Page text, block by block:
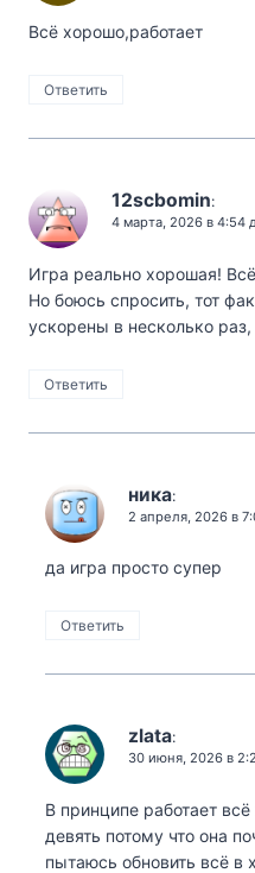
Всё хорошо,работает
Ответить
12scbomin:
4 марта, 2026 в 4:54
Игра реально хорошая!
Но боюсь спросить, тот
ускорены в несколько
Ответить
ника:
2 апреля, 2026 в
да игра просто супер
Ответить
zlata:
30 июня, 2026 в
В принципе работает
девять потому что она
пытаюсь обновить всё в